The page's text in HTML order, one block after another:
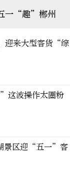
一“趣”郴州
迎来大型客货“综
这波操作太圈粉
景区迎“五一”客